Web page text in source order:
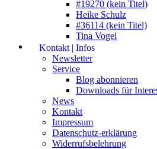
#19270 (kein Titel)
Heike Schulz
#36114 (kein Titel)
Tina Vogel
Kontakt | Infos
Newsletter
Service
Blog abonnieren
Downloads für
News
Kontakt
Impressum
Datenschutz-erklärung
Widerrufsbelehrung